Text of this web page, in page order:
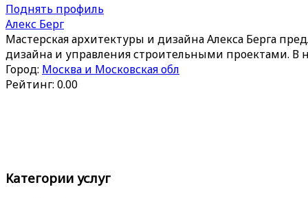
Поднять профиль
Алекс Берг
Мастерская архитектуры и дизайна Алекса Берга
дизайна и управления строительными проектами. В
Город: Москва и Московская обл
Рейтинг: 0.00
Категории услуг